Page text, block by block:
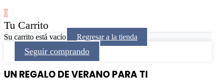
0
Tu Carrito
Su carrito está vacío Regresar a la tienda
Seguir comprando
UN REGALO DE VERANO PARA TI